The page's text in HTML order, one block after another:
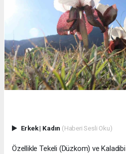
Erkek| Kadın (Haberi Sesli Oku)
Özellikle Tekeli (Düzkom) ve